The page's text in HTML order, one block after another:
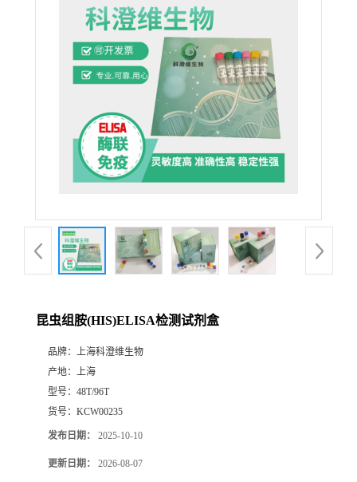
昆虫组胺(HIS)ELISA检测试剂盒
品牌：
上海科澄维生物
产地：
上海
型号： 48T/96T
货号： KCW00235
发布日期： 2025-10-10
更新日期： 2026-08-07